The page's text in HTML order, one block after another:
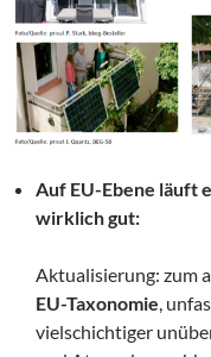
Auf EU-Ebene läuft
wirklich gut:
Aktualisierung: zum
EU-Taxonomie,
vielschichtiger